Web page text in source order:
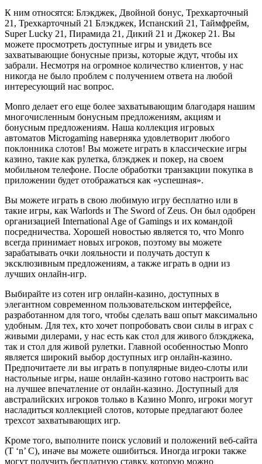
К ним относятся: Блэкджек, Двойной бонус, Трехкарточный
21, Трехкарточный 21 Блэкджек, Испанский 21, Таймфрейм,
Super Lucky 21, Пирамида 21, Дикий 21 и Джокер 21. Вы
можете просмотреть доступные игры и увидеть все
захватывающие бонусные призы, которые ждут, чтобы их
забрали. Несмотря на огромное количество клиентов, у нас
никогда не было проблем с получением ответа на любой
интересующий нас вопрос.
Monro делает его еще более захватывающим благодаря нашим
многочисленным бонусным предложениям, акциям и
бонусным предложениям. Наша коллекция игровых
автоматов Microgaming наверняка удовлетворит любого
поклонника слотов! Вы можете играть в классические игры
казино, такие как рулетка, блэкджек и покер, на своем
мобильном телефоне. После обработки транзакции покупка в
приложении будет отображаться как «успешная».
Вы можете играть в свою любимую игру бесплатно или в
такие игры, как Warlords и The Sword of Zeus. Он был одобрен
организацией International Age of Gamings и их командой
посредничества. Хорошей новостью является то, что Monro
всегда принимает новых игроков, поэтому вы можете
зарабатывать очки лояльности и получать доступ к
эксклюзивным предложениям, а также играть в одни из
лучших онлайн-игр.
Выбирайте из сотен игр онлайн-казино, доступных в
элегантном современном пользовательском интерфейсе,
разработанном для того, чтобы сделать ваш опыт максимально
удобным. Для тех, кто хочет попробовать свои силы в играх с
живыми дилерами, у нас есть как стол для живого блэкджека,
так и стол для живой рулетки. Главной особенностью Monro
является широкий выбор доступных игр онлайн-казино.
Предпочитаете ли вы играть в популярные видео-слоты или
настольные игры, наше онлайн-казино готово настроить вас
на лучшее впечатление от онлайн-казино. Доступный для
австралийских игроков только в Казино Monro, игроки могут
насладиться коллекцией слотов, которые предлагают более
трехсот захватывающих игр.
Кроме того, выполните поиск условий и положений веб-сайта
(T ‘n’ C), иначе вы можете ошибиться. Иногда игроки также
могут получить бесплатную ставку, которую можно